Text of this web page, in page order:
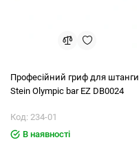
Професійний гриф для штанги
Stein Оlympic bar EZ DB0024
Код: 234-01
В наявності